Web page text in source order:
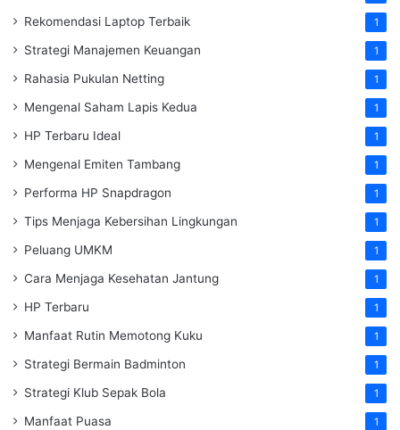
Rekomendasi Laptop Terbaik 1
Strategi Manajemen Keuangan 1
Rahasia Pukulan Netting 1
Mengenal Saham Lapis Kedua 1
HP Terbaru Ideal 1
Mengenal Emiten Tambang 1
Performa HP Snapdragon 1
Tips Menjaga Kebersihan Lingkungan 1
Peluang UMKM 1
Cara Menjaga Kesehatan Jantung 1
HP Terbaru 1
Manfaat Rutin Memotong Kuku 1
Strategi Bermain Badminton 1
Strategi Klub Sepak Bola 1
Manfaat Puasa 1